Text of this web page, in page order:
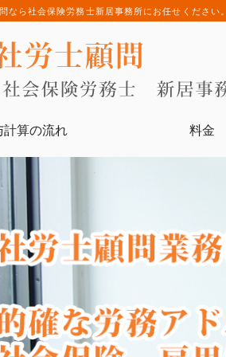
なら社会保険労務士新居事務所にお任せください。
計算の流れ 料金